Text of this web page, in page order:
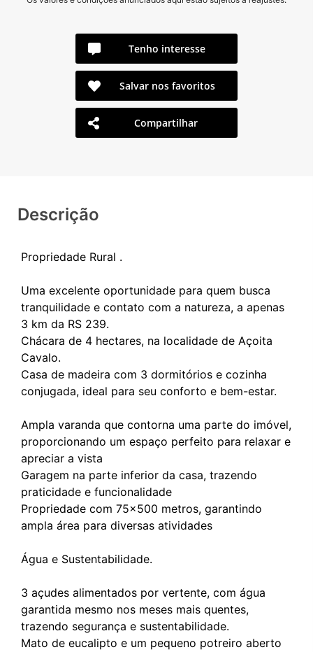
Tenho interesse
Salvar nos favoritos
Compartilhar
Descrição
Propriedade Rural .
Uma excelente oportunidade para quem busca
tranquilidade e contato com a natureza, a apenas
3 km da RS 239.
Chácara de 4 hectares, na localidade de Açoita
Cavalo.
Casa de madeira com 3 dormitórios e cozinha
conjugada, ideal para seu conforto e bem-estar.
Ampla varanda que contorna uma parte do imóvel,
proporcionando um espaço perfeito para relaxar e
apreciar a vista
Garagem na parte inferior da casa, trazendo
praticidade e funcionalidade
Propriedade com 75x500 metros, garantindo
ampla área para diversas atividades
Água e Sustentabilidade.
3 açudes alimentados por vertente, com água
garantida mesmo nos meses mais quentes,
trazendo segurança e sustentabilidade.
Mato de eucalipto e um pequeno potreiro aberto